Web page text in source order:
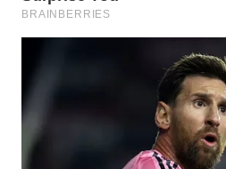
NATUNA
MANDALIKA